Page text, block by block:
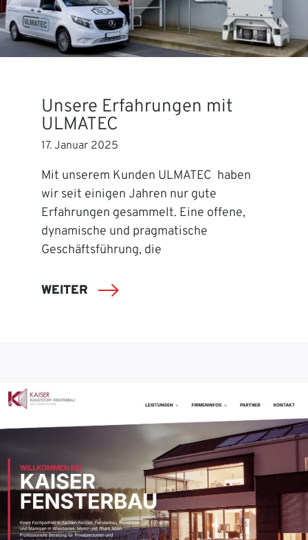
Unsere Erfahrungen mit
ULMATEC
17. Januar 2025
Mit unserem Kunden ULMATEC haben
wir seit einigen Jahren nur gute
Erfahrungen gesammelt. Eine offene,
dynamische und pragmatische
Geschäftsführung, die
WEITER